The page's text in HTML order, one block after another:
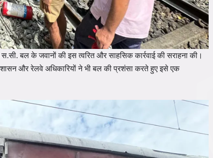
बल के जवानों की इस त्वरित और साहसिक कार्रवाई की सराहना की।
और रेलवे अधिकारियों ने भी बल की प्रशंसा करते हुए इसे एक